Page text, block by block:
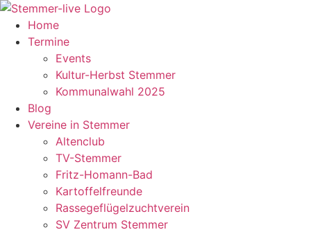
springen
Home
Termine
Events
Kultur-Herbst Stemmer
Kommunalwahl 2025
Blog
Vereine in Stemmer
Altenclub
TV-Stemmer
Fritz-Homann-Bad
Kartoffelfreunde
Rassegeflügelzuchtverein
SV Zentrum Stemmer